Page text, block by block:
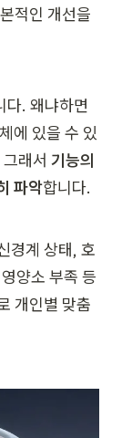
적인 개선을
다. 왜냐하면
에 있을 수 있
래서 기능의
파악합니다.
경계 상태, 호
양소 부족 등
개인별 맞춤